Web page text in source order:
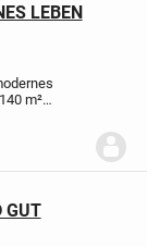
LEBEN
m²
-
GUT